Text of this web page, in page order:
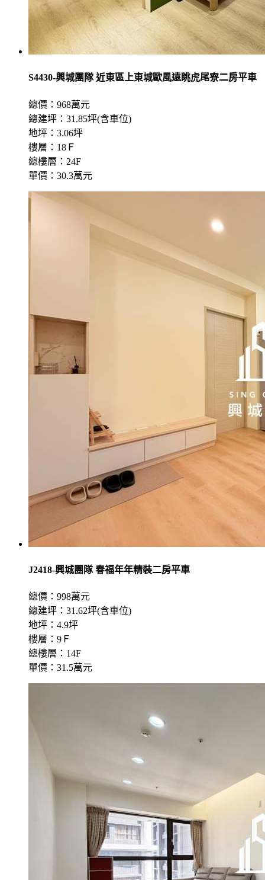
S4430-興城團隊 近東區上東城歐風遠眺虎尾寮二房平車
總價：968萬元
總建坪：31.85坪(含車位)
地坪：3.06坪
樓層：18Ｆ
總樓層：24F
單價：30.3萬元
J2418-興城團隊 春福年年精裝二房平車
總價：998萬元
總建坪：31.62坪(含車位)
地坪：4.9坪
樓層：9Ｆ
總樓層：14F
單價：31.5萬元